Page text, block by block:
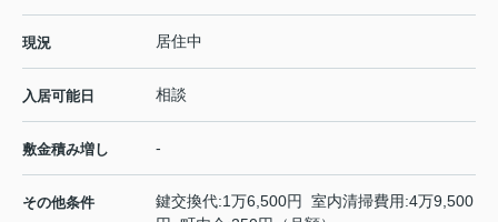
現況 居住中
入居可能日 相談
敷金積み増し -
その他条件
鍵交換代:1万6,500円 室内清掃費用:4万9,500